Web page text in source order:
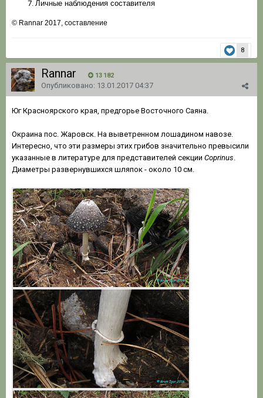
Личные наблюдения составителя
© Rannar 2017, составление
8
Rannar 13 182
Опубликовано: 13.01.2017 04:37
Юг Красноярского края, предгорье Восточного Саяна.
Окраина пос. Жаровск. На выветренном лошадином навозе.
Интересно, что эти размеры этих грибов значительно превысили
указанные в литературе для представителей секции Coprinus.
Диаметры развернувшихся шляпок - около 10 см.